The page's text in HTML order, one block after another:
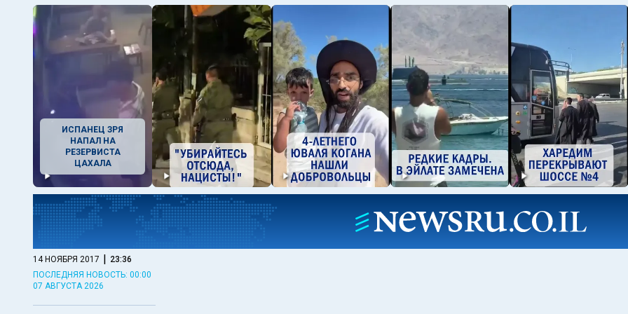
ИСПАНЕЦ ЗРЯ
НАПАЛ НА
РЕЗЕРВИСТА
ЦАХАЛА
14 НОЯБРЯ 2017 | 23:36
ПОСЛЕДНЯЯ НОВОСТЬ: 00:00
07 АВГУСТА 2026